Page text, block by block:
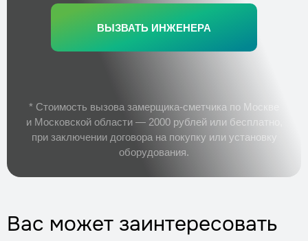
ВЫЗВАТЬ ИНЖЕНЕРА
* Стоимость вызова замерщика-сметчика по Москве
и Московской области — 2000 рублей или бесплатно,
при заключении договора на покупку или установку
оборудования.
Вас может заинтересовать